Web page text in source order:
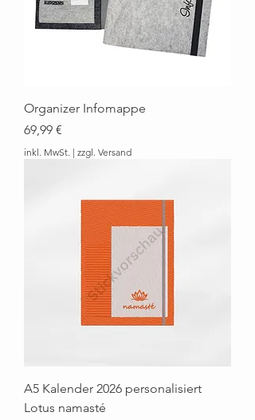
Organizer Infomappe
Preis
69,99 €
inkl. MwSt. | zzgl. Versand
A5 Kalender 2026 personalisiert
Lotus namasté